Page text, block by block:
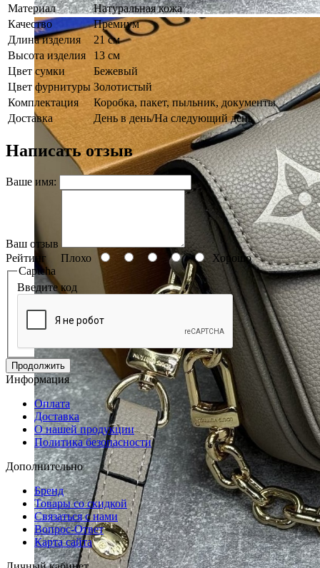
Материал
Натуральная кожа
Качество
Премиум
Длина изделия
21 см
Высота изделия
13 см
Цвет сумки
Бежевый
Цвет фурнитуры Золотистый
Комплектация
Коробка, пакет, пыльник, документы
Доставка
День в день/На следующий день
Написать отзыв
Ваше имя:
Ваш отзыв
Рейтинг Плохо
Хорошо
Captcha
Введите код
Продолжить
Информация
Оплата
Доставка
О нашей продукции
Политика безопасности
Дополнительно
Бренд
Товары со скидкой
Связаться с нами
Вопрос-Ответ
Карта сайта